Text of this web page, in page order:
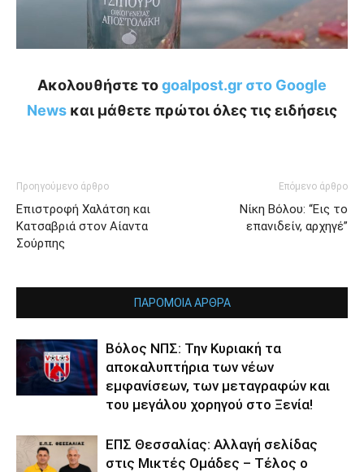
Ακολουθήστε τοgoalpost.gr στο Google
News και μάθετε πρώτοι όλες τις ειδήσεις
Προηγούμενο άρθρο
Επιστροφή Χαλάτση και
Κατσαβριά στον Αίαντα
Σούρπης
Επόμενο άρθρο
Νίκη Βόλου: “Εις το
επανιδείν, αρχηγέ”
ΠΑΡΟΜΟΙΑ ΑΡΘΡΑ
Βόλος ΝΠΣ: Την Κυριακή τα
αποκαλυπτήρια των νέων
εμφανίσεων, των μεταγραφών και
του μεγάλου χορηγού στο Ξενία!
ΕΠΣ Θεσσαλίας: Αλλαγή σελίδας
στις Μικτές Ομάδες – Τέλος ο